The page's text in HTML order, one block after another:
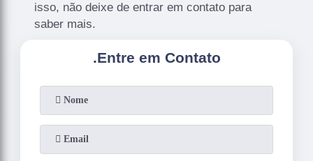
isso, não deixe de entrar em contato para
saber mais.
.Entre em Contato